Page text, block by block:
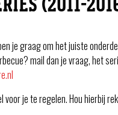
je graag om het juiste
mail dan je vraag, het
je te regelen. Hou hierbij